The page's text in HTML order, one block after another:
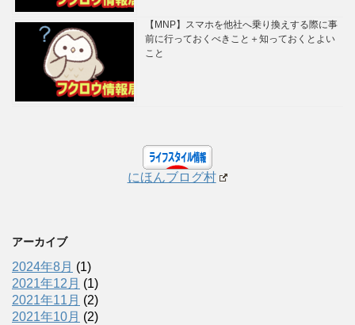
【MNP】スマホを他社へ乗り換えする際に事
前に行っておくべきこと＋知っておくとよい
こと
にほんブログ村
アーカイブ
2024年8月 (1)
2021年12月 (1)
2021年11月 (2)
2021年10月 (2)